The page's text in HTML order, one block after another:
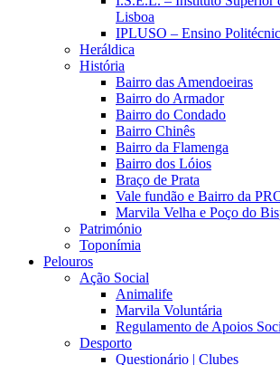
Lisboa
IPLUSO – Ensino
Heráldica
História
Bairro das Amendoeiras
Bairro do Armador
Bairro do Condado
Bairro Chinês
Bairro da Flamenga
Bairro dos Lóios
Braço de Prata
Vale fundão e Bairro da
Marvila Velha e Poço do
Património
Toponímia
Pelouros
Ação Social
Animalife
Marvila Voluntária
Regulamento de Apoios
Desporto
Questionário | Clubes